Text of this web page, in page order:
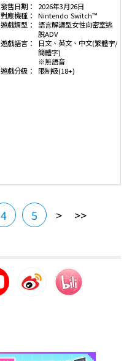
發售日期：
2026年3月26日
對應機種：
Nintendo Switch™
遊戲類型：
語言解讀型女性向密室逃
脫ADV
遊戲語言：
日文、英文、中文(繁體字/
簡體字)
※無語音
遊戲分級：
限制級(18+)
4 5 > >>